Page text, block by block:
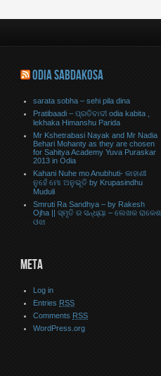
ODIA SABDAKOSA
sarata sobha – sehi pila dina
Pratibaadi – ପ୍ରତିବାଦୀ odia kabita ,
lekhaka Himanshu Parida
Mr Kshetrabasi Nayak and Mr Nadia
Behari Mohanty as they are chosen
for Sahitya Academy Yuva Puraskar
2013 in Odia
Kahani Nuhe mo Anubhuti- କାହାଣୀ
ନୁହେଁ ମୋ ଅନୁଭୂତି by Krupasindhu
Muduli
Smruti Ra Sandhya – by Rakesh
Ojha || ସ୍ମୃତି ର ସନ୍ଧ୍ୟା – ଲେଖକ ରାକେଶ
ଓଝା
META
Log in
Entries RSS
Comments RSS
WordPress.org